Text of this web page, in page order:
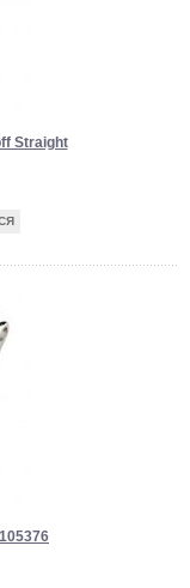
Straight